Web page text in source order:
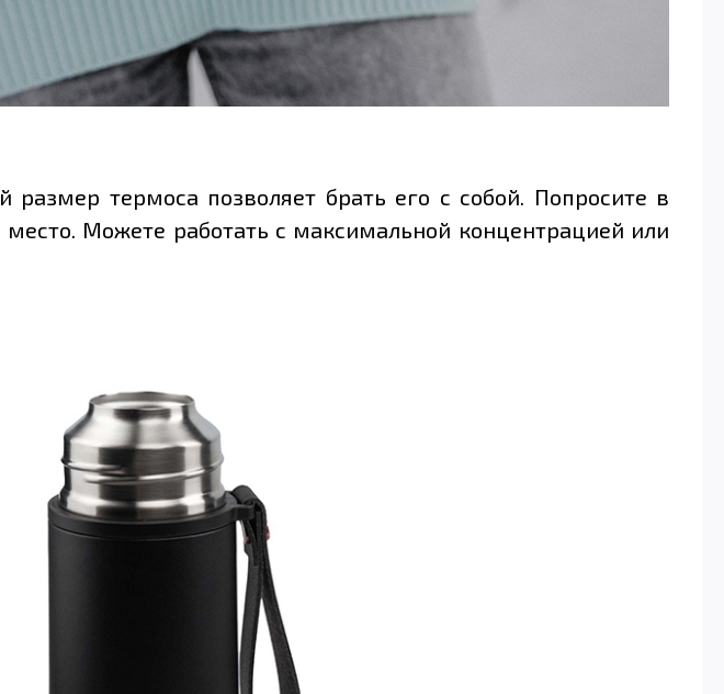
термоса позволяет брать его с собой. Попросите в
Можете работать с максимальной концентрацией или